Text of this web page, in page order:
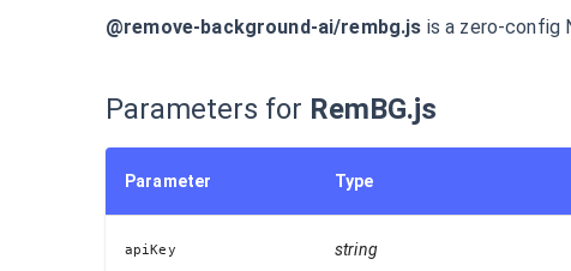
@remove-background-ai/rembg.js is a zero-config
Parameters for RemBG.js
Parameter Type
apiKey string